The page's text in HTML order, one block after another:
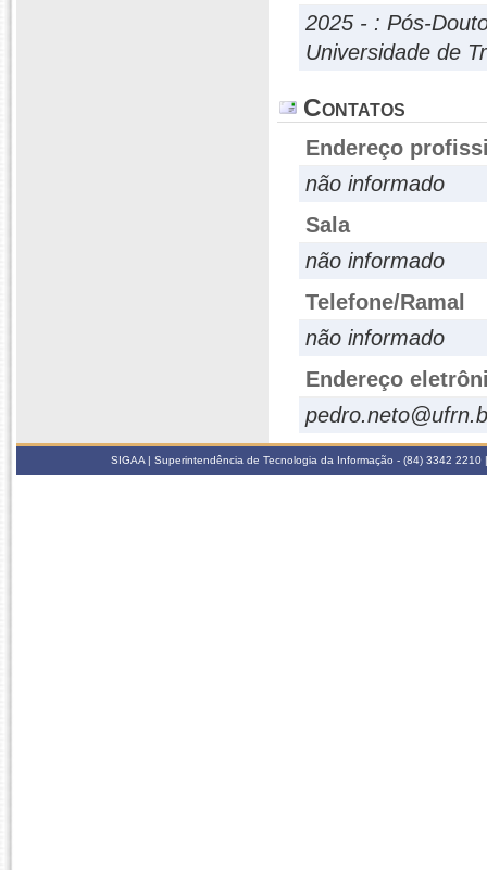
2025 - : Pós-
Universidade de
Contatos
Endereço
não informado
Sala
não informado
Telefone/Ramal
não informado
Endereço
SIGAA | Superintendência de Tecnologia da Informação - (84) 3342